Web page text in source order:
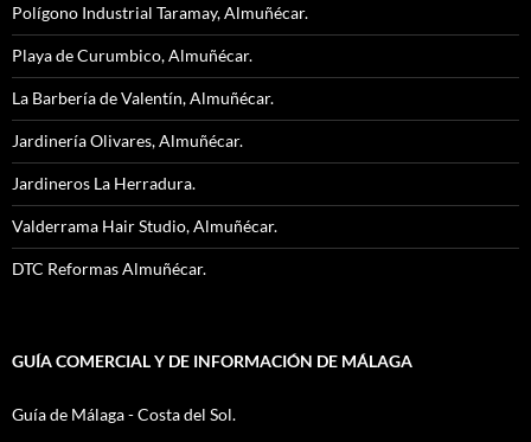
Polígono Industrial Taramay, Almuñécar.
Playa de Curumbico, Almuñécar.
La Barbería de Valentín, Almuñécar.
Jardinería Olivares, Almuñécar.
Jardineros La Herradura.
Valderrama Hair Studio, Almuñécar.
DTC Reformas Almuñécar.
GUÍA COMERCIAL Y DE INFORMACIÓN DE MÁLAGA
Guía de Málaga - Costa del Sol.